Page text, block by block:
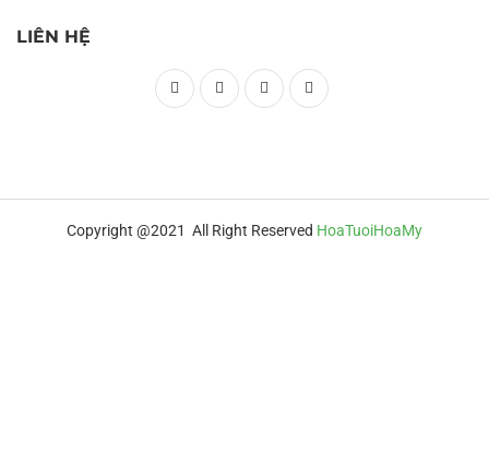
LIÊN HỆ
Copyright @2021 All Right Reserved HoaTuoiHoaMy